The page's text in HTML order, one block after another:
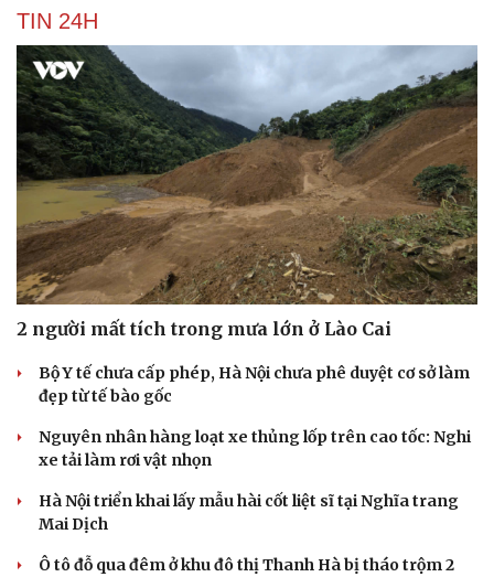
TIN 24H
2 người mất tích trong mưa lớn ở Lào Cai
Bộ Y tế chưa cấp phép, Hà Nội chưa phê duyệt cơ sở làm
đẹp từ tế bào gốc
Nguyên nhân hàng loạt xe thủng lốp trên cao tốc: Nghi
xe tải làm rơi vật nhọn
Hà Nội triển khai lấy mẫu hài cốt liệt sĩ tại Nghĩa trang
Mai Dịch
Ô tô đỗ qua đêm ở khu đô thị Thanh Hà bị tháo trộm 2